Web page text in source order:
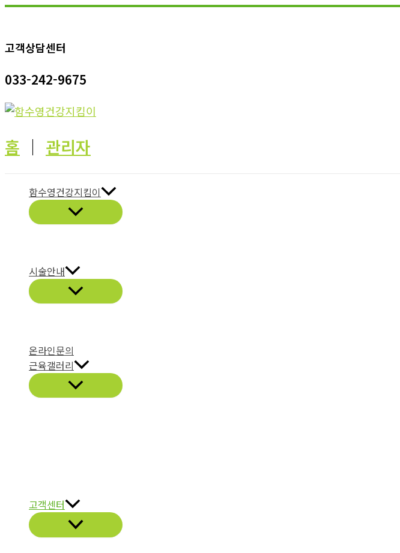
콘
츠
건
너
뛰
고객상담센터
033-242-9675
홈 │ 관리자
함수영건강지킴이
시술안내
온라인문의
근육갤러리
고객센터